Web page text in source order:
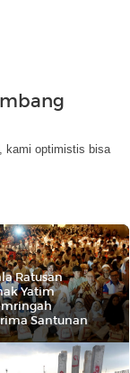
kami optimistis bisa
Ratusan
Yatim
Santunan